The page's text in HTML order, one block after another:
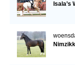
Isala’s